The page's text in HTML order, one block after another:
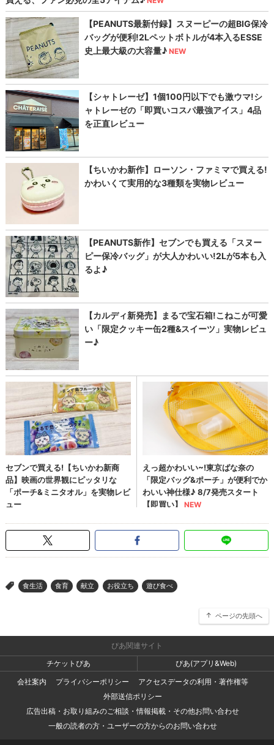
> 食生活 食育 献立 お役立ち 遊び食べ
ページの先頭へ
ぴあ関連サイト
チケットぴあ
ぴあ(アプリ&Web)
会社案内
プライバシーポリシー
アクセスデータの利用・著作権等
外部送信ポリシー
広告出稿・お取り組みのご相談・情報掲載・その他お問い合わせ
一般の読者の方・ユーザーの方からのお問い合わせ